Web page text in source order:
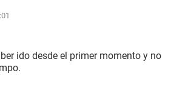
ido desde el primer momento y no